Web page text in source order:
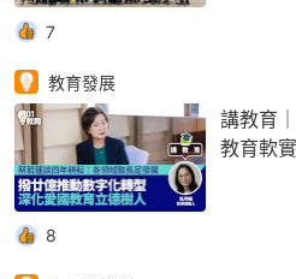
7
教育發展
講教育
教育軟
8